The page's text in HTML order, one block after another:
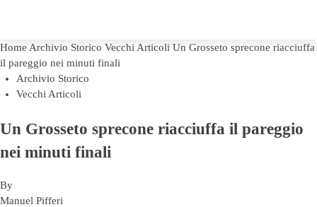
Home Archivio Storico Vecchi Articoli Un Grosseto sprecone riacciuffa
il pareggio nei minuti finali
Archivio Storico
Vecchi Articoli
Un Grosseto sprecone riacciuffa il pareggio
nei minuti finali
By
Manuel Pifferi